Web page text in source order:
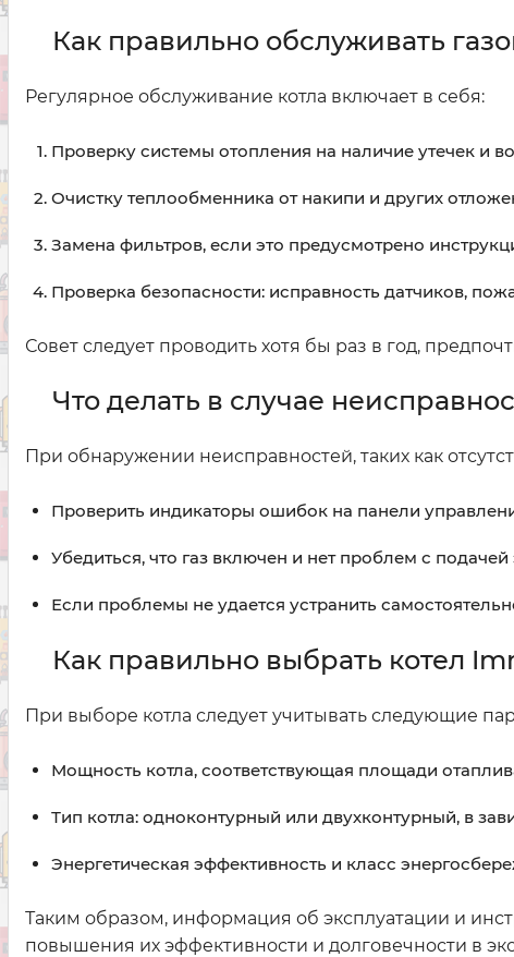
Как правильно обслуживать
Регулярное обслуживание котла включает в себя:
Проверку системы отопления на наличие утечек и
Очистку теплообменника от накипи и других
Замена фильтров, если это предусмотрено
Проверка безопасности: исправность датчиков,
Совет следует проводить хотя бы раз в год,
Что делать в случае
При обнаружении неисправностей, таких как
Проверить индикаторы ошибок на панели
Убедиться, что газ включен и нет проблем с подачей
Если проблемы не удается устранить
Как правильно выбрать котел
При выборе котла следует учитывать следующие
Мощность котла, соответствующая площади
Тип котла: одноконтурный или двухконтурный, в
Энергетическая эффективность и класс
Таким образом, информация об эксплуатации и
повышения их эффективности и долговечности в